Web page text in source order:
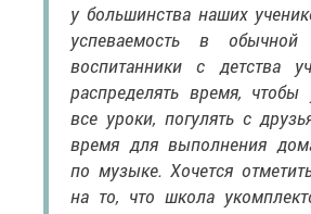
у большинства наших
успеваемость в
воспитанники с детства
распределять время, чтобы
все уроки, погулять с
время для выполнения
по музыке. Хочется
на то, что школа